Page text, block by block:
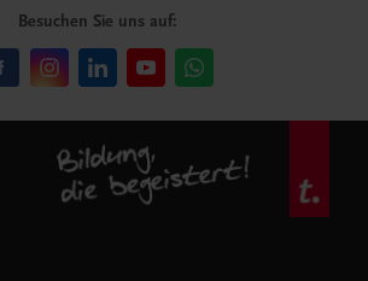
Besuchen Sie uns auf: